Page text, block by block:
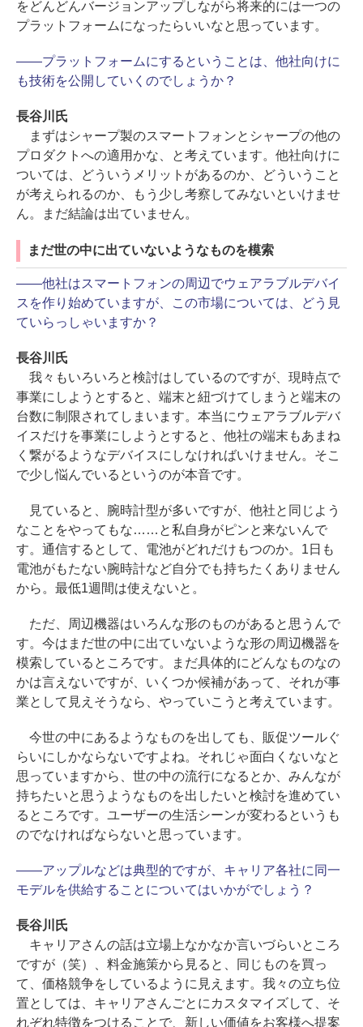
をどんどんバージョンアップしながら将来的には一つの
プラットフォームになったらいいなと思っています。
――プラットフォームにするということは、他社向けに
も技術を公開していくのでしょうか？
長谷川氏
まずはシャープ製のスマートフォンとシャープの他の
プロダクトへの適用かな、と考えています。他社向けに
ついては、どういうメリットがあるのか、どういうこと
が考えられるのか、もう少し考察してみないといけませ
ん。まだ結論は出ていません。
まだ世の中に出ていないようなものを模索
――他社はスマートフォンの周辺でウェアラブルデバイ
スを作り始めていますが、この市場については、どう見
ていらっしゃいますか？
長谷川氏
我々もいろいろと検討はしているのですが、現時点で
事業にしようとすると、端末と紐づけてしまうと端末の
台数に制限されてしまいます。本当にウェアラブルデバ
イスだけを事業にしようとすると、他社の端末もあまね
く繋がるようなデバイスにしなければいけません。そこ
で少し悩んでいるというのが本音です。
見ていると、腕時計型が多いですが、他社と同じよう
なことをやってもな……と私自身がピンと来ないんで
す。通信するとして、電池がどれだけもつのか。1日も
電池がもたない腕時計など自分でも持ちたくありません
から。最低1週間は使えないと。
ただ、周辺機器はいろんな形のものがあると思うんで
す。今はまだ世の中に出ていないような形の周辺機器を
模索しているところです。まだ具体的にどんなものなの
かは言えないですが、いくつか候補があって、それが事
業として見えそうなら、やっていこうと考えています。
今世の中にあるようなものを出しても、販促ツールぐ
らいにしかならないですよね。それじゃ面白くないなと
思っていますから、世の中の流行になるとか、みんなが
持ちたいと思うようなものを出したいと検討を進めてい
るところです。ユーザーの生活シーンが変わるというも
のでなければならないと思っています。
――アップルなどは典型的ですが、キャリア各社に同一
モデルを供給することについてはいかがでしょう？
長谷川氏
キャリアさんの話は立場上なかなか言いづらいところ
ですが（笑）、料金施策から見ると、同じものを買っ
て、価格競争をしているように見えます。我々の立ち位
置としては、キャリアさんごとにカスタマイズして、そ
れぞれ特徴をつけることで、新しい価値をお客様へ提案